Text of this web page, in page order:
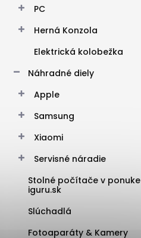
PC
Herná Konzola
Elektrická kolobežka
Náhradné diely
Apple
Samsung
Xiaomi
Servisné náradie
Stolné počítače v ponuke
iguru.sk
Slúchadlá
Fotoaparáty & Kamery